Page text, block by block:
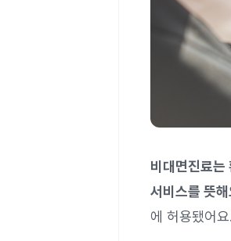
비대면진료는
서비스를 뜻
에 허용됐어